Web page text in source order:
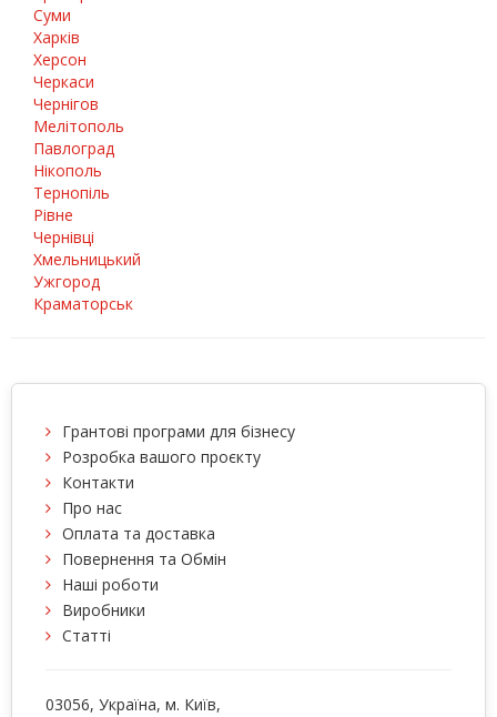
Суми
Харків
Херсон
Черкаси
Чернігов
Мелітополь
Павлоград
Нікополь
Тернопіль
Рівне
Чернівці
Хмельницький
Ужгород
Краматорськ
Грантові програми для бізнесу
Розробка вашого проєкту
Контакти
Про нас
Оплата та доставка
Повернення та Обмін
Наші роботи
Виробники
Статті
03056, Україна, м. Київ,